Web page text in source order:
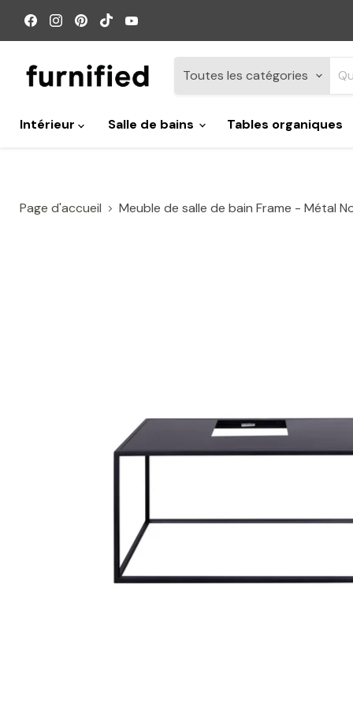
Retrouvez-
nous
sur
Retrouvez-
nous
sur
Retrouvez-
nous
sur
Retrouvez-
nous
sur sur
YouTube
Toutes les catégories
Intérieur Salle de bains Tables organiques
Page d'accueil Meuble de salle de bain Frame - Métal